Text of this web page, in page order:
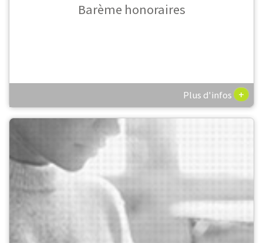
Barème honoraires
Plus d'infos +